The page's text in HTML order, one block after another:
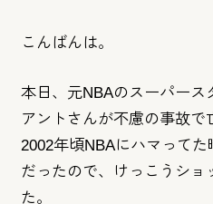
こんばんは。
本日、元NBAのスーパース
アントさんが不慮の事故で
2002年頃NBAにハマって
だったの で、けっこうショ
た。